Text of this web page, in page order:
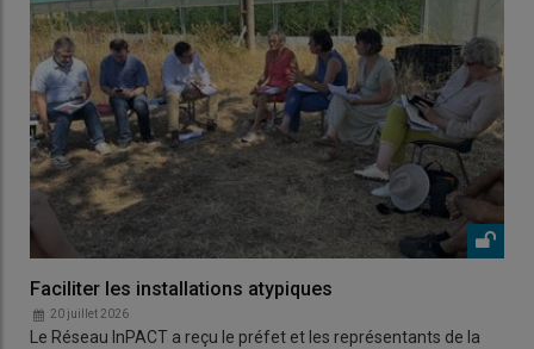
Faciliter les installations atypiques
20 juillet 2026
Le Réseau InPACT a reçu le préfet et les représentants de la